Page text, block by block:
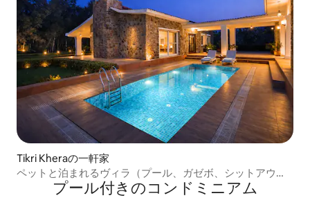
Tikri Kheraの一軒家
ペットと泊まれるヴィラ（プール、ガゼボ、シットアウト
プール付きのコンドミニアム